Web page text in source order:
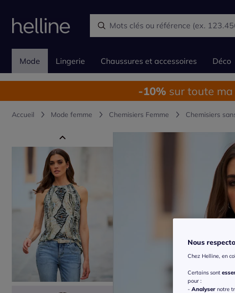
Mode Lingerie Chaussures et accessoires Déco
-10% sur toute
Accueil Mode femme Chemisiers Femme Chemisiers
Nous
Chez Helline, en
Certains sont
pour :
- Analyser notre